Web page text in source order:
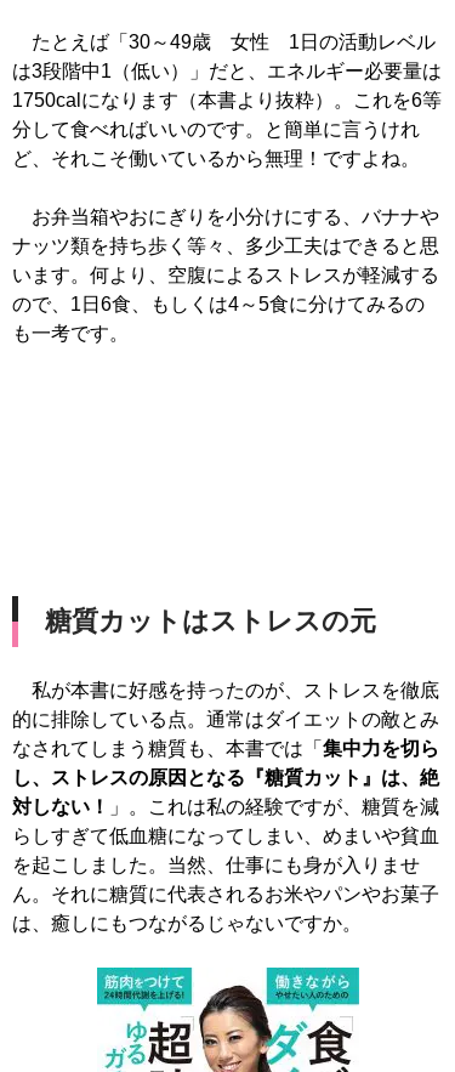
たとえば「30～49歳 女性 1日の活動レベル
は3段階中1（低い）」だと、エネルギー必要量は
1750calになります（本書より抜粋）。これを6等
分して食べればいいのです。と簡単に言うけれ
ど、それこそ働いているから無理！ですよね。
お弁当箱やおにぎりを小分けにする、バナナや
ナッツ類を持ち歩く等々、多少工夫はできると思
います。何より、空腹によるストレスが軽減する
ので、1日6食、もしくは4～5食に分けてみるの
も一考です。
糖質カットはストレスの元
私が本書に好感を持ったのが、ストレスを徹底
的に排除している点。通常はダイエットの敵とみ
なされてしまう糖質も、本書では「 集中力を切ら
し、ストレスの原因となる『糖質カット』は、絶
対しない！
」。これは私の経験ですが、糖質を減
らしすぎて低血糖になってしまい、めまいや貧血
を起こしました。当然、仕事にも身が入りませ
ん。それに糖質に代表されるお米やパンやお菓子
は、癒しにもつながるじゃないですか。